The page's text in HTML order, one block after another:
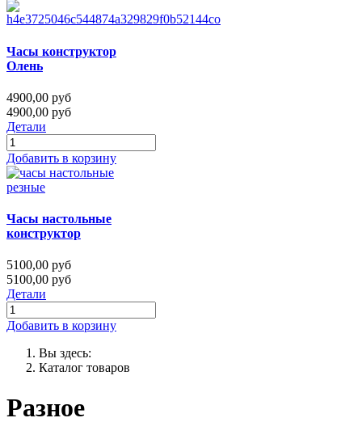
Часы конструктор
Олень
4900,00 руб
4900,00 руб
Детали
Добавить в корзину
Часы настольные
конструктор
5100,00 руб
5100,00 руб
Детали
Добавить в корзину
Вы здесь:
Каталог товаров
Разное